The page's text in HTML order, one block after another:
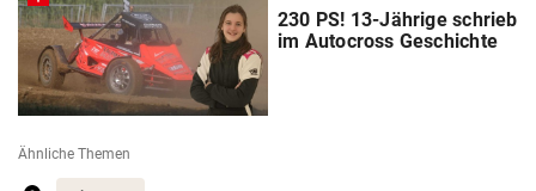
230 PS! 13-Jährige schrieb
im Autocross Geschichte
Ähnliche Themen